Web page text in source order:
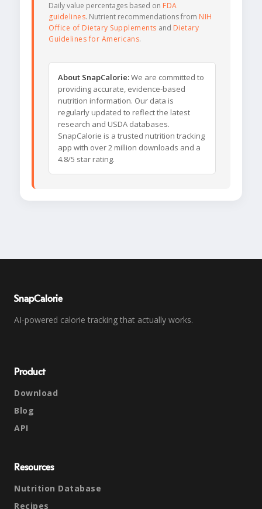
Daily value percentages based on FDA
guidelines. Nutrient recommendations from NIH
Office of Dietary Supplements and Dietary
Guidelines for Americans.
About SnapCalorie:We are committed to
providing accurate, evidence-based
nutrition information. Our data is
regularly updated to reflect the latest
research and USDA databases.
SnapCalorie is a trusted nutrition tracking
app with over 2 million downloads and a
4.8/5 star rating.
SnapCalorie
AI-powered calorie tracking that actually works.
Product
Download
Blog
API
Resources
Nutrition Database
Recipes